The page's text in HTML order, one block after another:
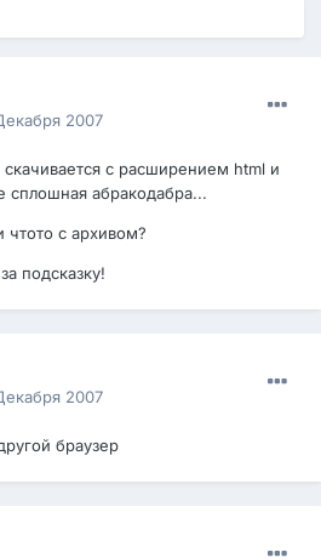
2007
с расширением html и
сплошная абракодабра...
с архивом?
подсказку!
2007
браузер